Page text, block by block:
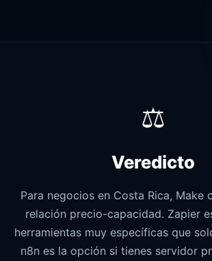
⚖️
Veredicto
Para negocios en Costa Rica, Make
relación precio-capacidad. Zapier
herramientas muy específicas que
n8n es la opción si tienes servidor